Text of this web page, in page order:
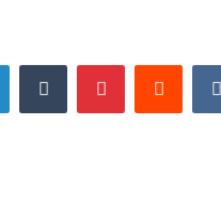
LinkedInTumblrPinterest